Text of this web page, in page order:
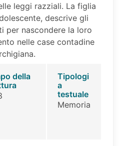
leggi razziali. La figlia
descrive gli
per nascondere la loro
nelle case contadine
della
Tipologi
a
testuale
Memoria